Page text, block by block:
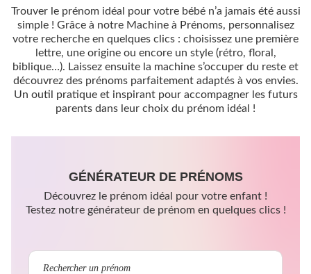
Trouver le prénom idéal pour votre bébé n’a jamais été aussi
simple ! Grâce à notre Machine à Prénoms, personnalisez
votre recherche en quelques clics : choisissez une première
lettre, une origine ou encore un style (rétro, floral,
biblique…). Laissez ensuite la machine s’occuper du reste et
découvrez des prénoms parfaitement adaptés à vos envies.
Un outil pratique et inspirant pour accompagner les futurs
parents dans leur choix du prénom idéal !
GÉNÉRATEUR DE PRÉNOMS
Découvrez le prénom idéal pour votre enfant !
Testez notre générateur de prénom en quelques clics !